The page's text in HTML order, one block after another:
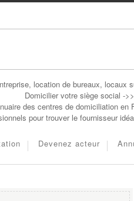
location de bureaux, locaux
Domicilier votre siège social ->>
des centres de domiciliation en
pour trouver le fournisseur
Devenez acteur